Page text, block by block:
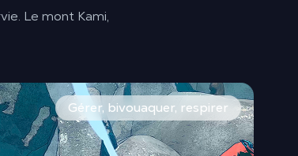
Le mont Kami,
sans HUD. La chute sanctionne la
votre propre voie et inventez votre itinéraire
Gérer, bivouaquer, respirer
météo changeante, altitude et oxygène